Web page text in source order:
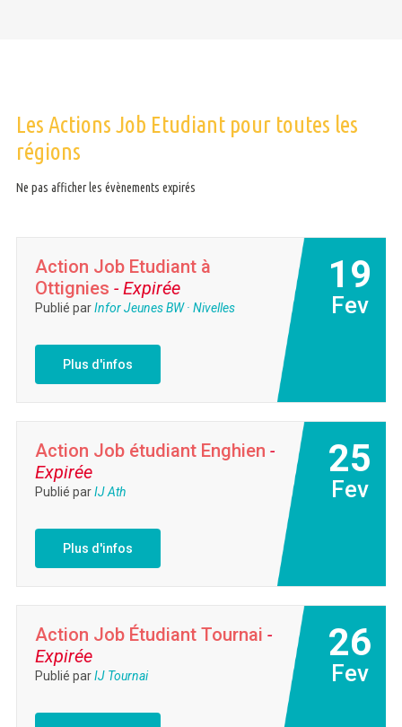
Les Actions Job Etudiant pour toutes les
régions
Ne pas afficher les évènements expirés
Action Job Etudiant à
Ottignies - Expirée
Publié par Infor Jeunes BW · Nivelles
Plus d'infos
19
Fev
Action Job étudiant Enghien -
Expirée
Publié par IJ Ath
Plus d'infos
25
Fev
Action Job Étudiant Tournai -
Expirée
Publié par IJ Tournai
26
Fev